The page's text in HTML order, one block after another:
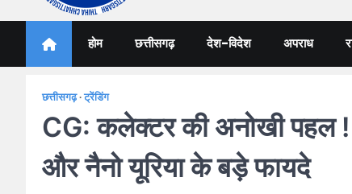
Thiha Chhattisgarh
होम छत्तीसगढ़ देश-विदेश अपराध
छत्तीसगढ़ ट्रेंडिंग
CG: कलेक्टर की अनोखी पहल
और नैनो यूरिया के बड़े फायदे